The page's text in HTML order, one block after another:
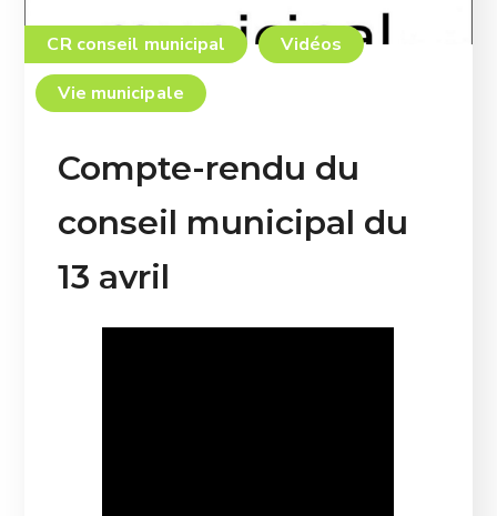
CR conseil municipal
Vidéos
Vie municipale
Compte-rendu du
conseil municipal du
13 avril